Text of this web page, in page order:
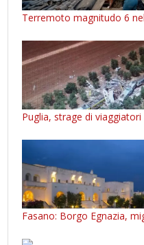
Terremoto magnitudo 6
Puglia, strage di viaggiatori
Fasano: Borgo Egnazia,